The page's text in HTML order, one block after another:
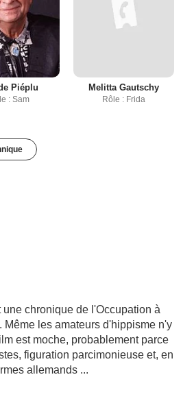
Piéplu
: Sam
Melitta Gautschy
Rôle : Frida
chronique de l'Occupation à
les amateurs d'hippisme n'y
est moche, probablement parce
figuration parcimonieuse et, en
allemands ...